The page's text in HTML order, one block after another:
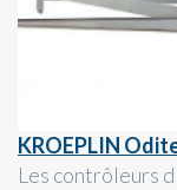
KROEPLIN
Les contrôleurs